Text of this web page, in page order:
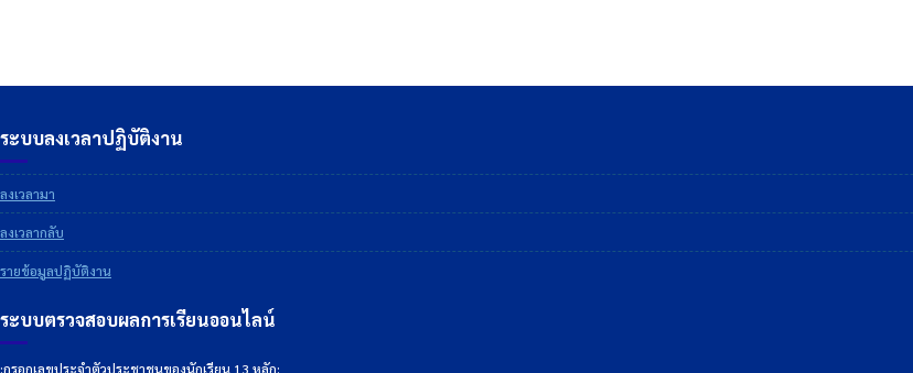
ระบบลงเวลาปฏิบัติงาน
ลงเวลามา
ลงเวลากลับ
รายข้อมูลปฏิบัติงาน
ระบบตรวจสอบผลการเรียนออนไลน์
:กรอกเลขประจำตัวประชาชนของนักเรียน 13 หลัก: